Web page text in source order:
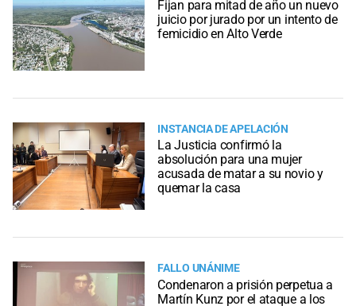
Fijan para mitad de año un nuevo
juicio por jurado por un intento de
femicidio en Alto Verde
INSTANCIA DE APELACIÓN
La Justicia confirmó la
absolución para una mujer
acusada de matar a su novio y
quemar la casa
FALLO UNÁNIME
Condenaron a prisión perpetua a
Martín Kunz por el ataque a los